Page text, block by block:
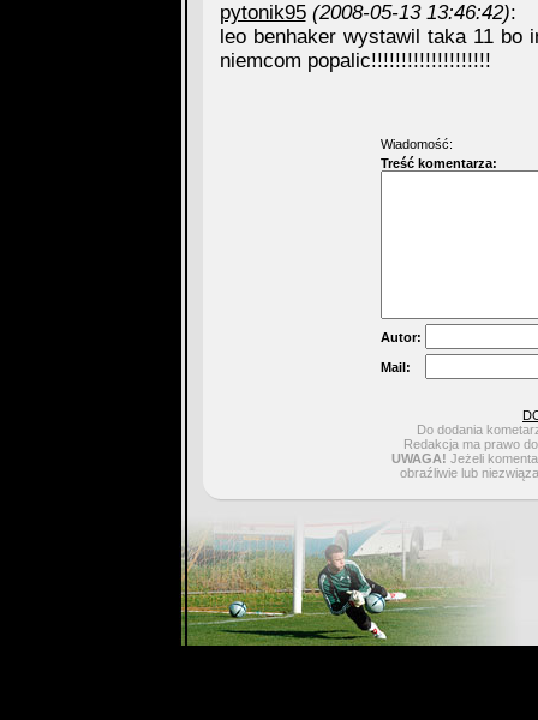
pytonik95 (2008-05-13 13:46:42):
leo benhaker wystawil taka 11 bo
niemcom popalic!!!!!!!!!!!!!!!!!!!!
Wiadomość:
Treść komentarza:
Autor:
Mail:
Do dodania
Redakcja ma prawo
UWAGA! Jeżeli
obraźliwie lub